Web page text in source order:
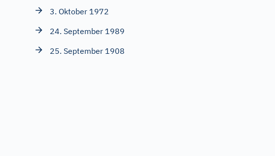
3. Oktober 1972
24. September 1989
25. September 1908